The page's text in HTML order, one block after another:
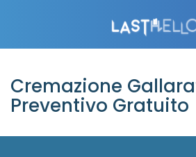
Cremazione
Preventivo Gratuito